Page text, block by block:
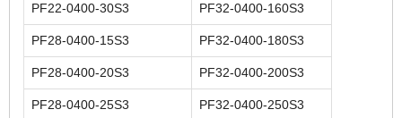
PF22-0400-30S3 PF32-0400-160S3
PF28-0400-15S3 PF32-0400-180S3
PF28-0400-20S3 PF32-0400-200S3
PF28-0400-25S3 PF32-0400-250S3